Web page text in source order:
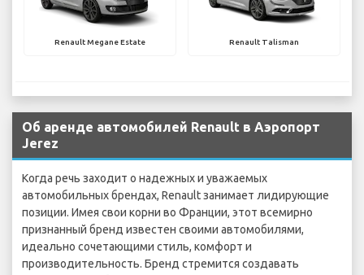
Renault Megane Estate Renault Talisman
Об аренде автомобилей Renault в Аэропорт
Jerez
Когда речь заходит о надежных и уважаемых
автомобильных брендах, Renault занимает лидирующие
позиции. Имея свои корни во Франции, этот всемирно
признанный бренд известен своими автомобилями,
идеально сочетающими стиль, комфорт и
производительность. Бренд стремится создавать